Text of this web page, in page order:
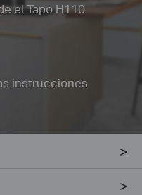
el Tapo H110
instrucciones